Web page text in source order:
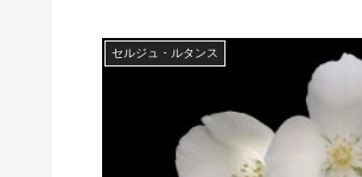
セルジュ・ルタンス